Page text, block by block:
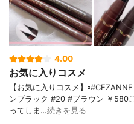
4.00
お気に入りコスメ
【お気に入りコスメ】
ンブラック #20 #ブラウン ￥580
ってしま…続きを見る